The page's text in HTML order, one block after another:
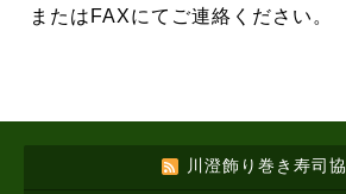
またはFAXにてご連絡ください。
川澄飾り巻き寿司